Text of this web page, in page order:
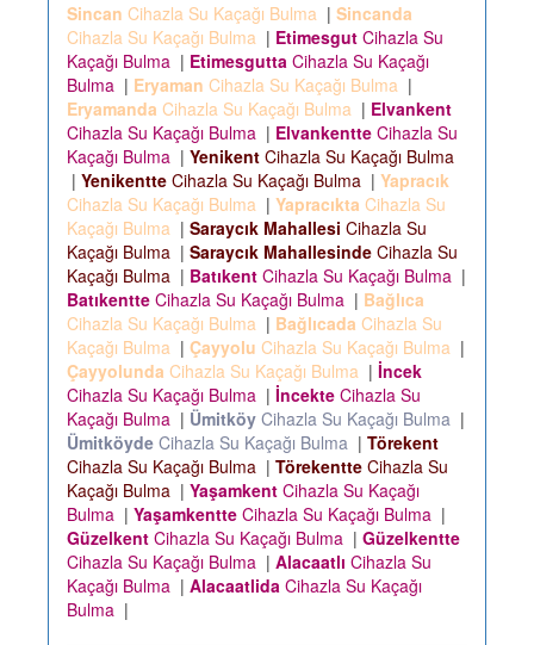
Sincan Cihazla Su Kaçağı Bulma | Sincanda
Cihazla Su Kaçağı Bulma | Etimesgut Cihazla Su
Kaçağı Bulma | Etimesgutta Cihazla Su Kaçağı
Bulma | Eryaman Cihazla Su Kaçağı Bulma |
Eryamanda Cihazla Su Kaçağı Bulma | Elvankent
Cihazla Su Kaçağı Bulma | Elvankentte Cihazla Su
Kaçağı Bulma | Yenikent Cihazla Su Kaçağı Bulma
| Yenikentte Cihazla Su Kaçağı Bulma | Yapracık
Cihazla Su Kaçağı Bulma | Yapracıkta Cihazla Su
Kaçağı Bulma | Saraycık Mahallesi Cihazla Su
Kaçağı Bulma | Saraycık Mahallesinde Cihazla Su
Kaçağı Bulma | Batıkent Cihazla Su Kaçağı Bulma |
Batıkentte Cihazla Su Kaçağı Bulma | Bağlıca
Cihazla Su Kaçağı Bulma | Bağlıcada Cihazla Su
Kaçağı Bulma | Çayyolu Cihazla Su Kaçağı Bulma |
Çayyolunda Cihazla Su Kaçağı Bulma | İncek
Cihazla Su Kaçağı Bulma | İncekte Cihazla Su
Kaçağı Bulma | Ümitköy Cihazla Su Kaçağı Bulma |
Ümitköyde Cihazla Su Kaçağı Bulma | Törekent
Cihazla Su Kaçağı Bulma | Törekentte Cihazla Su
Kaçağı Bulma | Yaşamkent Cihazla Su Kaçağı
Bulma | Yaşamkentte Cihazla Su Kaçağı Bulma |
Güzelkent Cihazla Su Kaçağı Bulma | Güzelkentte
Cihazla Su Kaçağı Bulma | Alacaatlı Cihazla Su
Kaçağı Bulma | Alacaatlida Cihazla Su Kaçağı
Bulma |